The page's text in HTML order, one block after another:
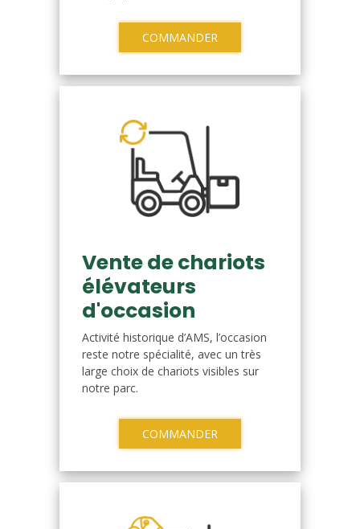
COMMANDER
Vente de chariots
élévateurs
d'occasion
Activité historique d’AMS, l’occasion
reste notre spécialité, avec un très
large choix de chariots visibles sur
notre parc.
COMMANDER